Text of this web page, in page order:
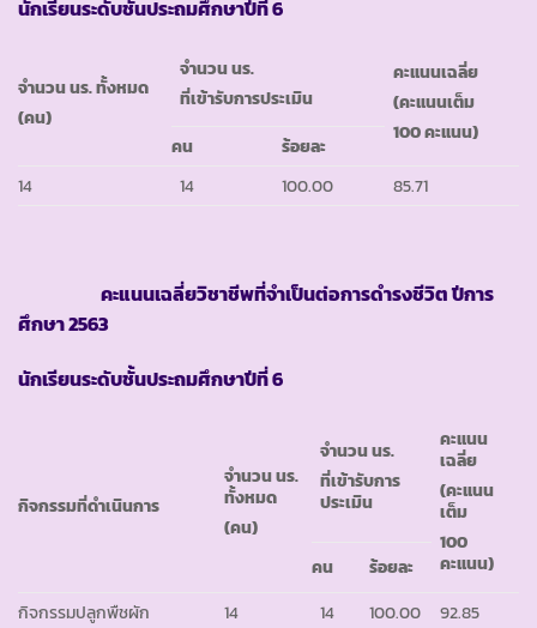
นักเรียนระดับชั้นประถมศึกษาปีที่ 6
จำนวน นร. ทั้งหมด
(คน)
จำนวน นร.
ที่เข้ารับการประเมิน
คะแนนเฉลี่ย
(คะแนนเต็ม
100 คะแนน)
คน
ร้อยละ
14
14 100.00 85.71
คะแนนเฉลี่ยวิชาชีพที่จำเป็นต่อการดำรงชีวิต ปีการ
ศึกษา2563
นักเรียนระดับชั้นประถมศึกษาปีที่ 6
กิจกรรมที่ดำเนินการ
จำนวน นร.
ทั้งหมด
(คน)
จำนวน นร.
ที่เข้ารับการ
ประเมิน
คะแนน
เฉลี่ย
(คะแนน
เต็ม
100
คะแนน)
คน
ร้อยละ
กิจกรรมปลูกพืชผัก
14 14 100.00
92.85